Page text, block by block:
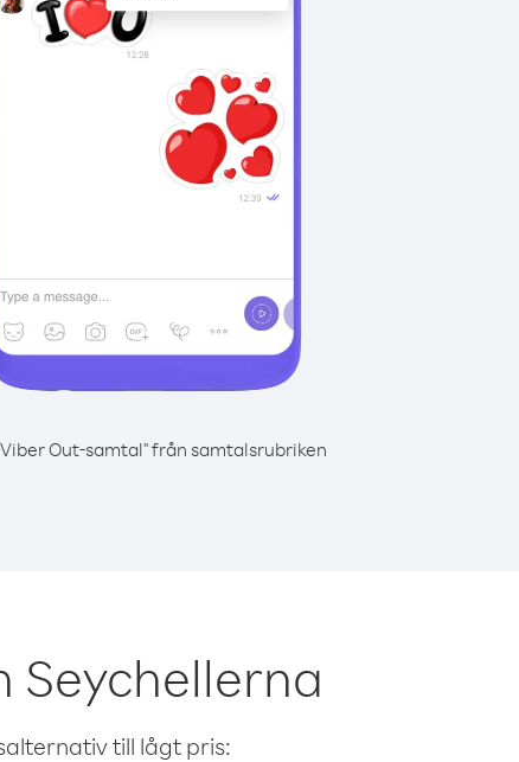
Out-samtal" från samtalsrubriken
Seychellerna
till lågt pris: